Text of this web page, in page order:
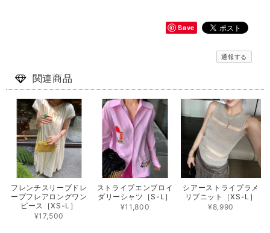
Save
通報する
関連商品
フレンチスリーブドレ
ープフレアロングワン
ピース［XS-L］
¥17,500
ストライプエンブロイ
ダリーシャツ［S-L］
¥11,800
シアーストライプラメ
リブニット［XS-L］
¥8,990